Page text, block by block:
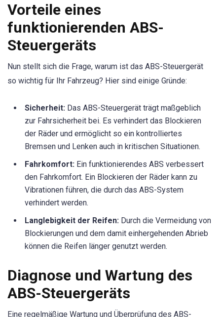
Vorteile eines
funktionierenden ABS-
Steuergeräts
Nun stellt sich die Frage, warum ist das ABS-Steuergerät
so wichtig für Ihr Fahrzeug? Hier sind einige Gründe:
Sicherheit: Das ABS-Steuergerät trägt maßgeblich
zur Fahrsicherheit bei. Es verhindert das Blockieren
der Räder und ermöglicht so ein kontrolliertes
Bremsen und Lenken auch in kritischen Situationen.
Fahrkomfort: Ein funktionierendes ABS verbessert
den Fahrkomfort. Ein Blockieren der Räder kann zu
Vibrationen führen, die durch das ABS-System
verhindert werden.
Langlebigkeit der Reifen: Durch die Vermeidung von
Blockierungen und dem damit einhergehenden Abrieb
können die Reifen länger genutzt werden.
Diagnose und Wartung des
ABS-Steuergeräts
Eine regelmäßige Wartung und Überprüfung des ABS-